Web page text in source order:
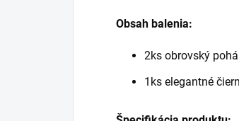
Obsah balenia:
2ks obrovský
1ks elegantné